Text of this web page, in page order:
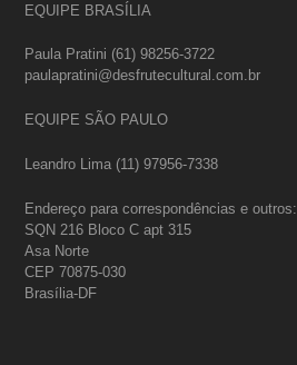
EQUIPE BRASÍLIA
Paula Pratini (61) 98256-3722
paulapratini@desfrutecultural.com.br
EQUIPE SÃO PAULO
Leandro Lima (11) 97956-7338
Endereço para correspondências e outros:
SQN 216 Bloco C apt 315
Asa Norte
CEP 70875-030
Brasília-DF